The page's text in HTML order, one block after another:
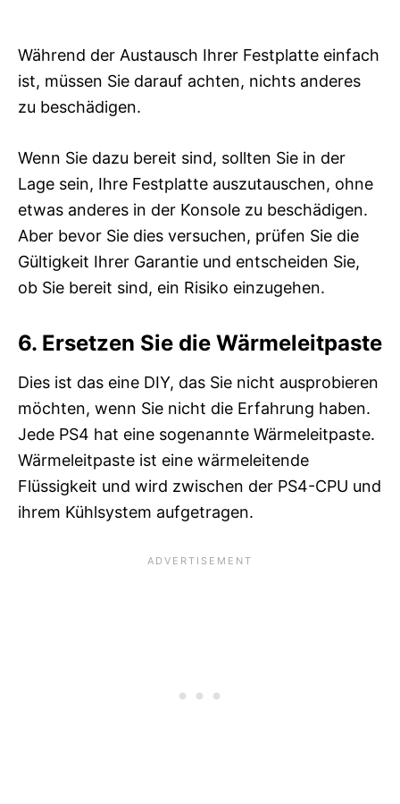
Während der Austausch Ihrer Festplatte einfach
ist, müssen Sie darauf achten, nichts anderes
zu beschädigen.
Wenn Sie dazu bereit sind, sollten Sie in der
Lage sein, Ihre Festplatte auszutauschen, ohne
etwas anderes in der Konsole zu beschädigen.
Aber bevor Sie dies versuchen, prüfen Sie die
Gültigkeit Ihrer Garantie und entscheiden Sie,
ob Sie bereit sind, ein Risiko einzugehen.
6. Ersetzen Sie die Wärmeleitpaste
Dies ist das eine DIY, das Sie nicht ausprobieren
möchten, wenn Sie nicht die Erfahrung haben.
Jede PS4 hat eine sogenannte Wärmeleitpaste.
Wärmeleitpaste ist eine wärmeleitende
Flüssigkeit und wird zwischen der PS4-CPU und
ihrem Kühlsystem aufgetragen.